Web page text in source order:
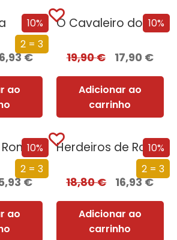
10%
2 = 3
€
ao
10%
O Cavaleiro dos Sete Reinos [Nova Edição]
19,90€ 17,90 €
Adicionar ao
carrinho
10%
2 = 3
€
ao
10%
2 = 3
Herdeiros de Roma
18,80€ 16,93€
Adicionar ao
carrinho